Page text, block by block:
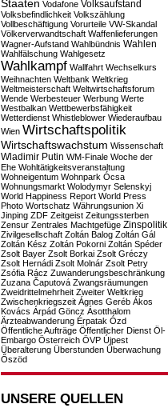
Staaten Vodafone Volksaufstand
Volksbefindlichkeit Volkszählung
Vollbeschäftigung Vorurteile VW-Skandal
Völkerverwandtschaft Waffenlieferungen
Wagner-Aufstand Wahlbündnis Wahlen
Wahlfälschung Wahlgesetz
Wahlkampf Wallfahrt Wechselkurs
Weihnachten Weltbank Weltkrieg
Weltmeisterschaft Weltwirtschaftsforum
Wende Werbesteuer Werbung Werte
Westbalkan Wettbewerbsfähigkeit
Wetterdienst Whistleblower Wiederaufbau
Wien Wirtschaftspolitik
Wirtschaftswachstum Wissenschaft
Wladimir Putin WM-Finale Woche der
Ehe Wohltätigkeitsveranstaltung
Wohneigentum Wohnpark Ócsa
Wohnungsmarkt Wolodymyr Selenskyj
World Happiness Report World Press
Photo Wortschatz Währungsunion Xi
Jinping ZDF Zeitgeist Zeitungssterben
Zensur Zentrales Machtgefüge Zinspolitik
Zivilgesellschaft Zoltán Balog Zoltán Gál
Zoltán Kész Zoltán Pokorni Zoltán Spéder
Zsolt Bayer Zsolt Borkai Zsolt Gréczy
Zsolt Hernádi Zsolt Molnár Zsolt Petry
Zsófia Rácz Zuwanderungsbeschränkung
Zuzana Čaputová Zwangsräumungen
Zweidrittelmehrheit Zweiter Weltkrieg
Zwischenkriegszeit Ágnes Geréb Ákos
Kovács Árpád Göncz Ásotthalom
Ärzteabwanderung Érpatak Ózd
Öffentliche Aufträge Öffentlicher Dienst Öl-
Embargo Österreich ÖVP Újpest
Überalterung Überstunden Überwachung
Őszöd
UNSERE QUELLEN